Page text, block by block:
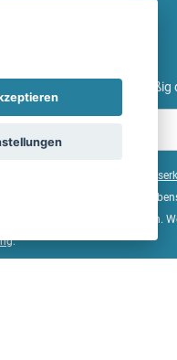
ein und erhalte regelmäßig
Daten, wie in der
bestätige, dass ich das 16.
für die Zukunft widerrufen.
.